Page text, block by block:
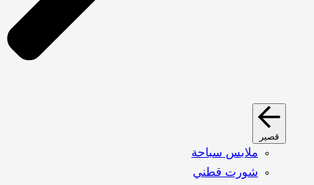
قصير
ملابس سباحة
شورت قطني